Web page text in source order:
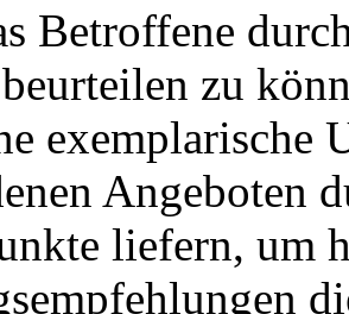
Betroffene
zu
exemplarische
Angeboten
liefern, um